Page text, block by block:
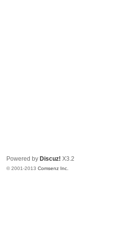
Powered by Discuz! X3.2
© 2001-2013Comsenz Inc.